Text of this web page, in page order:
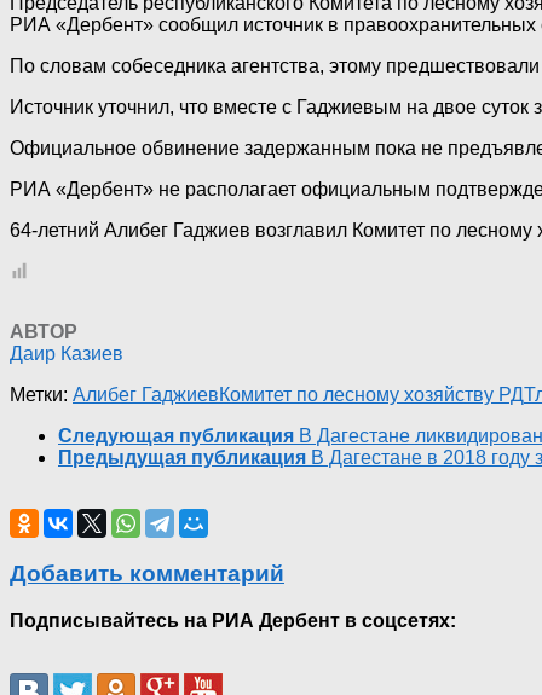
РИА «Дербент» сообщил источник в правоохранительных
По словам собеседника агентства, этому
Источник уточнил, что вместе с Гаджиевым на двое
Официальное обвинение задержанным пока не
РИА «Дербент» не располагает официальным
64-летний Алибег Гаджиев возглавил Комитет по
АВТОР
Даир Казиев
Метки: Алибег ГаджиевКомитет по лесному хозяйству РД
Следующая публикация В Дагестане
Предыдущая публикация В Дагестане в 2018
Добавить комментарий
Подписывайтесь на РИА Дербент в соцсетях: